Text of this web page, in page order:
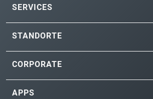
SERVICES
STANDORTE
CORPORATE
APPS